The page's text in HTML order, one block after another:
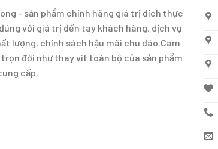
- sản phẩm chính hãng giá trị đích thực
với giá trị đến tay khách hàng, dịch vụ
lượng, chính sách hậu mãi chu đáo.Cam
đời như thay vít toàn bộ của sản phẩm
cấp.